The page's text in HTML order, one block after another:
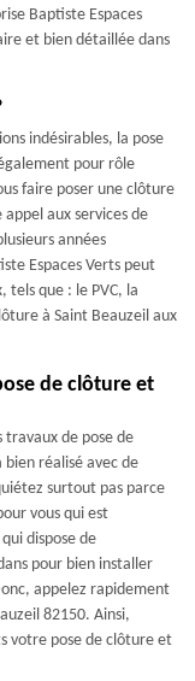
Baptiste Espaces
et bien détaillée dans
indésirables, la pose
pour rôle
faire poser une clôture
aux services de
années
Espaces Verts peut
que : le PVC, la
à Saint Beauzeil aux
de clôture et
travaux de pose de
réalisé avec de
surtout pas parce
vous qui est
dispose de
pour bien installer
appelez rapidement
82150. Ainsi,
votre pose de clôture et